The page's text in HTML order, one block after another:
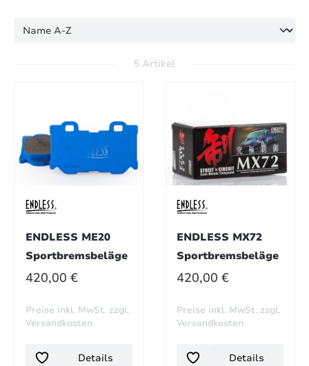
5 Artikel
ENDLESS ME20
Sportbremsbeläge
REGULÄRER PREIS:
420,00 €
Preise inkl. MwSt. zzgl.
Versandkosten
Details
ENDLESS MX72
Sportbremsbeläge
REGULÄRER PREIS:
420,00 €
Preise inkl. MwSt. zzgl.
Versandkosten
Details